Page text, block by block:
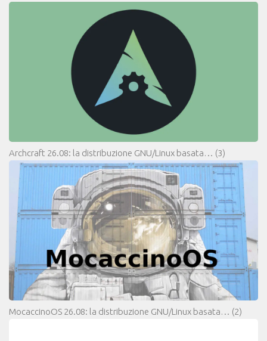
Archcraft 26.08: la distribuzione GNU/Linux basata… (3)
MocaccinoOS 26.08: la distribuzione GNU/Linux basata… (2)